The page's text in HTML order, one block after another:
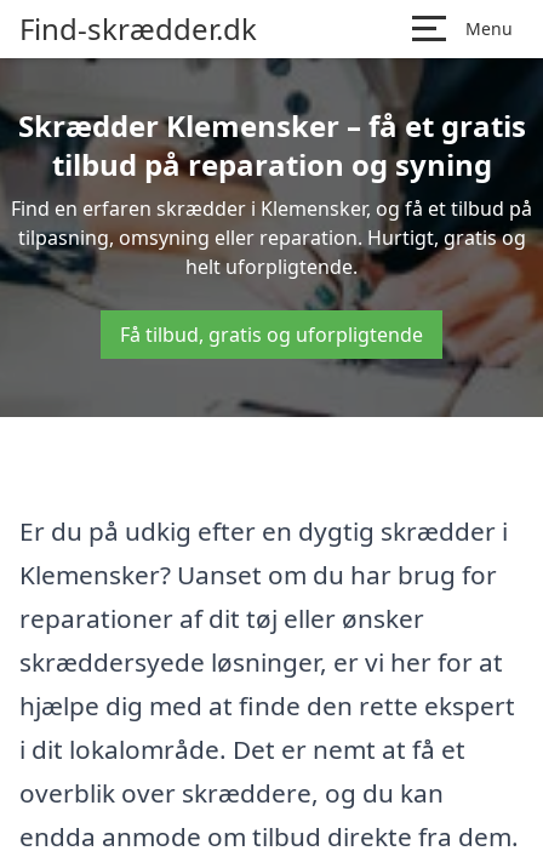
Find-skrædder.dk Menu
Skrædder Klemensker – få et gratis
tilbud på reparation og syning
Find en erfaren skrædder i Klemensker, og få et tilbud på
tilpasning, omsyning eller reparation. Hurtigt, gratis og
helt uforpligtende.
Få tilbud, gratis og uforpligtende
Er du på udkig efter en dygtig skrædder i
Klemensker? Uanset om du har brug for
reparationer af dit tøj eller ønsker
skræddersyede løsninger, er vi her for at
hjælpe dig med at finde den rette ekspert
i dit lokalområde. Det er nemt at få et
overblik over skræddere, og du kan
endda anmode om tilbud direkte fra dem.